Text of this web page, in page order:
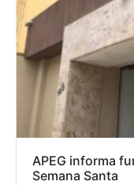
APEG informa
Semana Santa